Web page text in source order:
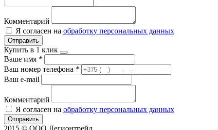
Комментарий
Я согласен на обработку персональных данных
Отправить
Купить в 1 клик
Ваше имя *
Ваш номер телефона *
Ваш e-mail
Комментарий
Я согласен на обработку персональных данных
Отправить
2015 © ООО Легионтрейд